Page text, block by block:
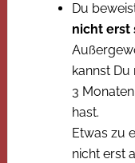
Du
nicht erst
kannst
3
hast.
Etwas zu
nicht erst